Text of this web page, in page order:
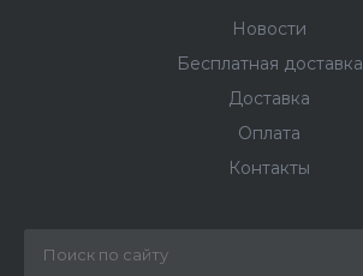
Новости
Бесплатная доставка
Доставка
Оплата
Контакты